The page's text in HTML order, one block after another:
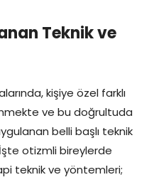
Teknik ve
kişiye özel farklı
ve bu doğrultuda
belli başlı teknik
otizmli bireylerde
teknik ve yöntemleri;